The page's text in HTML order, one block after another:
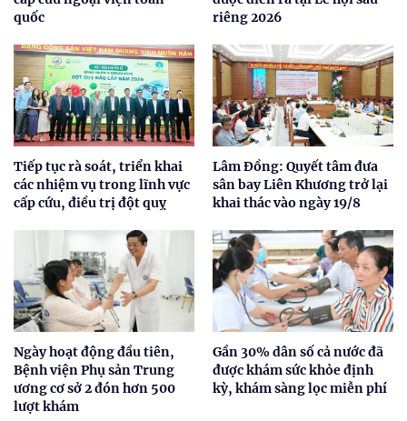
quốc
riêng 2026
Tiếp tục rà soát, triển khai
các nhiệm vụ trong lĩnh vực
cấp cứu, điều trị đột quỵ
Lâm Đồng: Quyết tâm đưa
sân bay Liên Khương trở lại
khai thác vào ngày 19/8
Ngày hoạt động đầu tiên,
Bệnh viện Phụ sản Trung
ương cơ sở 2 đón hơn 500
lượt khám
Gần 30% dân số cả nước đã
được khám sức khỏe định
kỳ, khám sàng lọc miễn phí